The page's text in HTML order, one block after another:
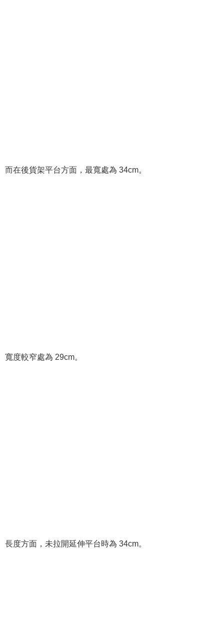
而在後貨架平台方面，最寬處為 34cm。
寬度較窄處為 29cm。
長度方面，未拉開延伸平台時為 34cm。